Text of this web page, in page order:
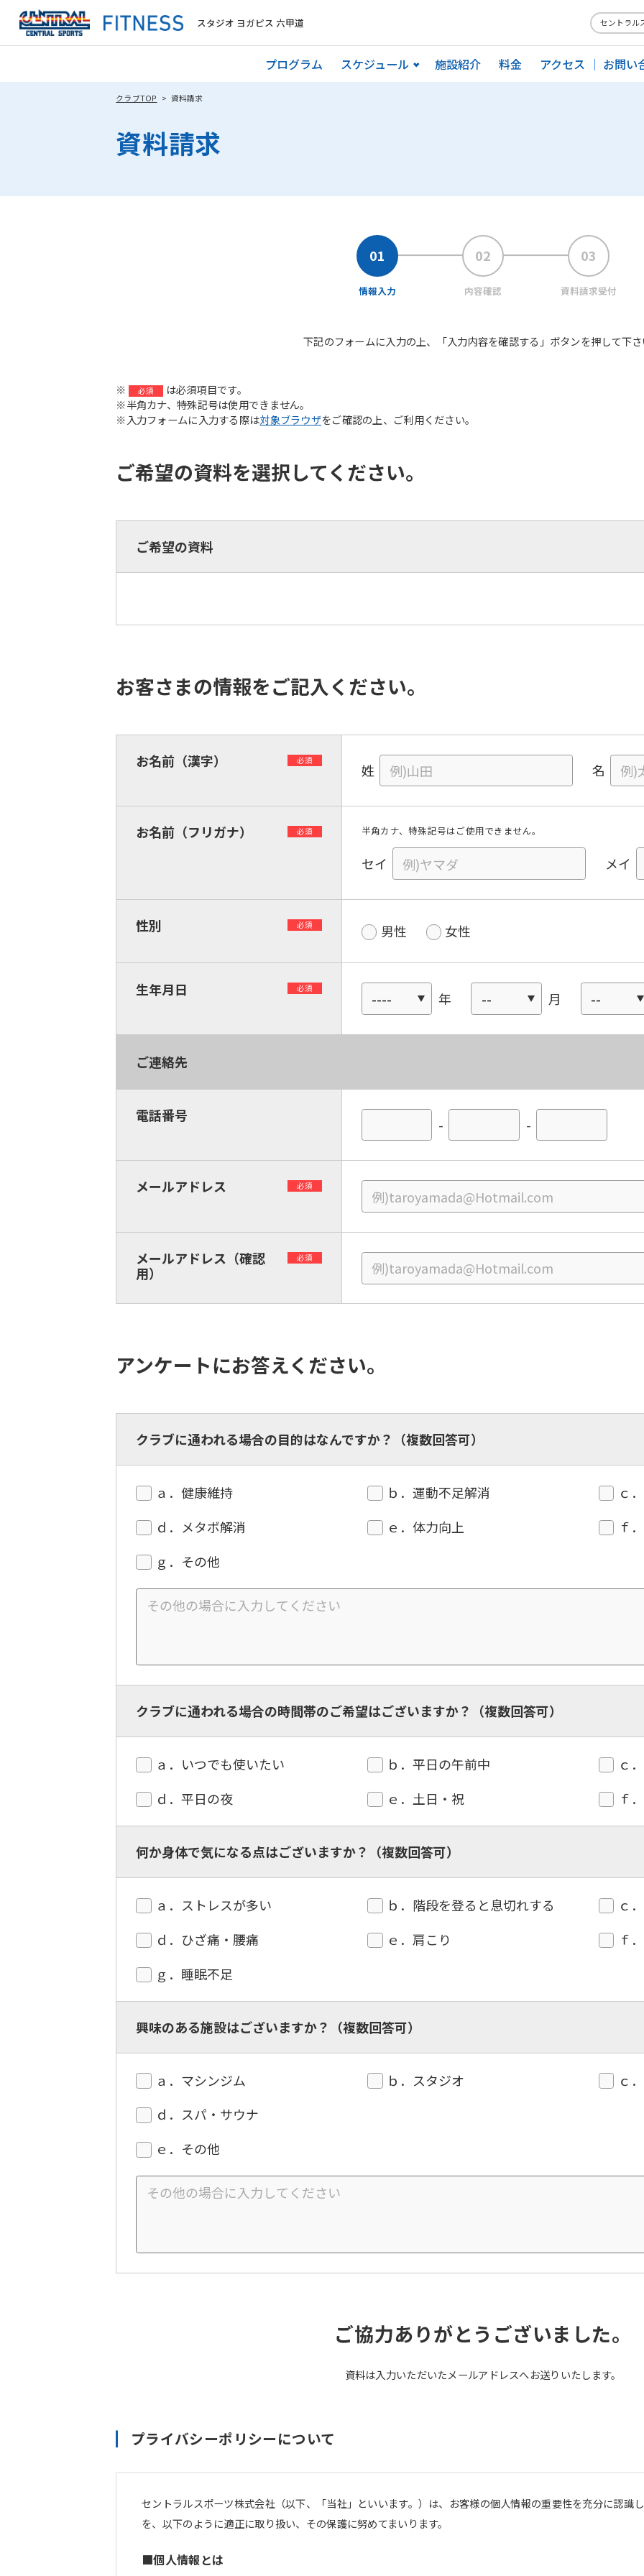
スタジオ ヨガピス 六甲道 セントラル
プログラム スケジュール 施設紹介 料金 アクセス お問い
クラブTOP 資料請求
資料請求
情報入力 内容確認 資料請求受付
下記のフォームに入力の上、「入力内容を確認する」ボタンを押して下
※ 必須
は必須項目です。
※半角カナ、特殊記号は使用できません。
※入力フォームに入力する際は対象ブラウザをご確認の上、ご利用ください。
ご希望の資料を選択してください。
ご希望の資料
お客さまの情報をご記入ください。
お名前（漢字） 必須
姓 名
お名前（フリガナ） 必須 半角カナ、特殊記号はご使用できません。
セイ メイ
性別 必須 男性 女性
生年月日 必須
年 月
ご連絡先
電話番号
- -
メールアドレス 必須
メールアドレス（確認
用）
必須
アンケートにお答えください。
クラブに通われる場合の目的はなんですか？（複数回答可）
ａ．健康維持 ｂ．運動不足解消
ｃ
ｄ．メタボ解消
ｅ．体力向上
ｆ
ｇ．その他
クラブに通われる場合の時間帯のご希望はございますか？（複数回答可）
ａ．いつでも使いたい ｂ．平日の午前中
ｃ
ｄ．平日の夜
ｅ．土日・祝 ｆ
何か身体で気になる点はございますか？（複数回答可）
ａ．ストレスが多い ｂ．階段を登ると息切れする
ｃ
ｄ．ひざ痛・腰痛
ｅ．肩こり
ｆ
ｇ．睡眠不足
興味のある施設はございますか？（複数回答可）
ａ．マシンジム ｂ．スタジオ
ｃ
ｄ．スパ・サウナ
ｅ．その他
ご協力ありがとうございました。
資料は入力いただいたメールアドレスへお送りいたします。
プライバシーポリシーについて
セントラルスポーツ株式会社（以下、「当社」といいます。）は、お客様の個人情報の重要性を充分に認識
を、以下のように適正に取り扱い、その保護に努めてまいります。
■個人情報とは
For foreigners
Central Sports official website is
The translation may differ from the
original content. We ask that you
fully understand this before using
the service.